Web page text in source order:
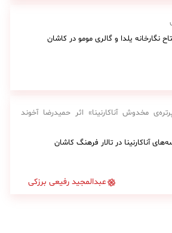
نگارخانه یلدا و گالری مومو در کاشان
مخدوش آناکارنینا» اثر حمیدرضا آخوند
آناکارنینا در تالار فرهنگ کاشان
عبدالمجید رفیعی برزکی